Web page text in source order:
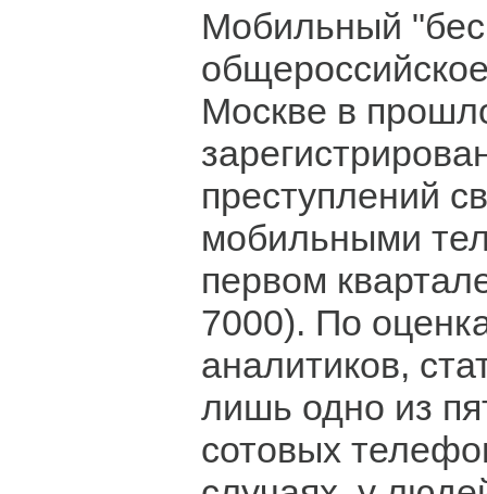
Мобильный
Москве в
преступлений
мобильными
первом
7000). По
аналитиков,
лишь одно из
сотовых